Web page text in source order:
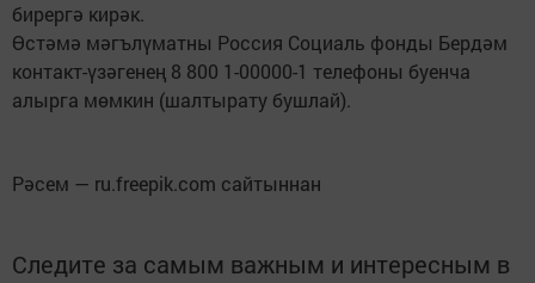
бирергә кирәк.
Өстәмә мәгълүматны Россия Социаль фонды Бердәм
контакт-үзәгенең 8 800 1-00000-1 телефоны буенча
алырга мөмкин (шалтырату бушлай).
Рәсем — ru.freepik.com сайтыннан
Следите за самым важным и интересным в